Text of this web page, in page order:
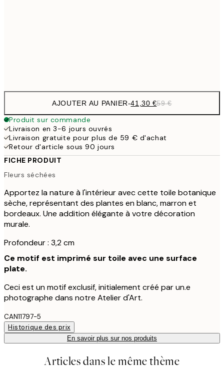
AJOUTER AU PANIER-41,30 €59 €
Produit sur commande
Livraison en 3-6 jours ouvrés
Livraison gratuite pour plus de 59 € d'achat
Retour d'article sous 90 jours
FICHE PRODUIT
Fleurs séchées
Apportez la nature à l'intérieur avec cette toile botanique
sèche, représentant des plantes en blanc, marron et
bordeaux. Une addition élégante à votre décoration
murale.
Profondeur : 3,2 cm
Ce motif est imprimé sur toile avec une surface
plate.
Ceci est un motif exclusif, initialement créé par un.e
photographe dans notre Atelier d'Art.
CAN11797-5
Historique des prix
En savoir plus sur nos produits
Articles dans le même thème